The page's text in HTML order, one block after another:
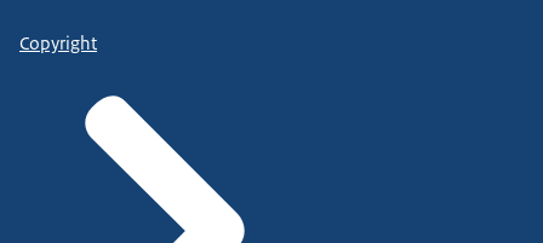
Copyright